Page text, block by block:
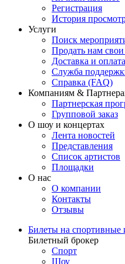
Регистрация
История
Услуги
Поиск
Продать нам
Доставка и оплата
Служба
Справка (FAQ)
Компаниям &
Партнерская
Групповой заказ
О шоу и концертах
Лента новостей
Представления
Список артистов
Площадки
О нас
О компании
Контакты
Отзывы
Билеты на спортивные
Билетный брокер
Спорт
Шоу